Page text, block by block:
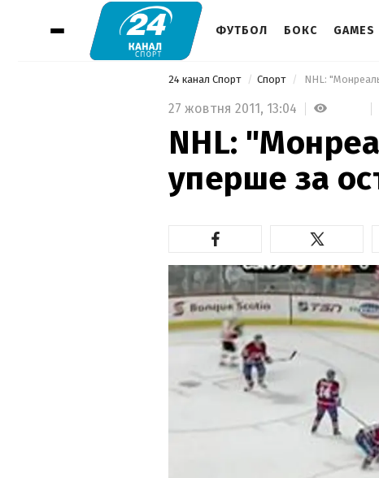
ФУТБОЛ БОКС GAMES
24 канал Спорт Спорт NHL:
27 жовтня 2011, 13:04
NHL:
уперше за